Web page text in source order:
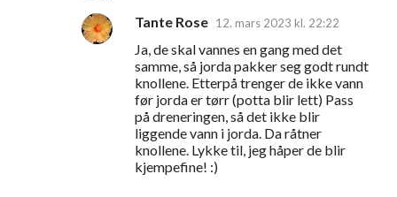
Tante Rose 12. mars 2023 kl. 22:22
Ja, de skal vannes en gang med det
samme, så jorda pakker seg godt rundt
knollene. Etterpå trenger de ikke vann
før jorda er tørr (potta blir lett) Pass
på dreneringen, så det ikke blir
liggende vann i jorda. Da råtner
knollene. Lykke til, jeg håper de blir
kjempefine! :)